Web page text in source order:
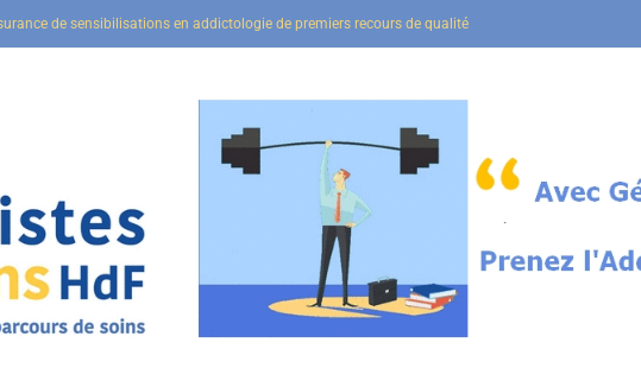
de sensibilisations en addictologie de premiers recours de qualité